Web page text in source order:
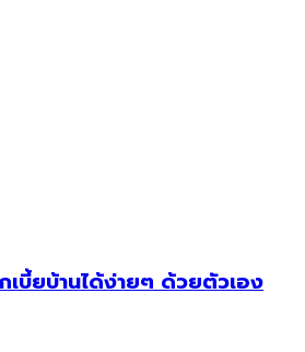
บี้ยบ้านได้ง่ายๆ ด้วยตัวเอง